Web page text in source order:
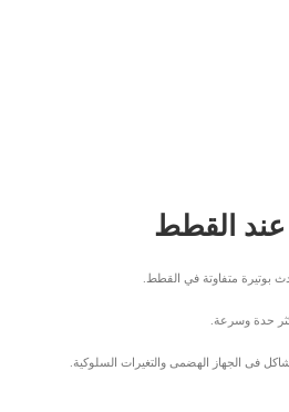
عند القطط
متفاوتة في القطط.
حدة وسرعة.
فى الجهاز الهضمى والتغيرات السلوكية.